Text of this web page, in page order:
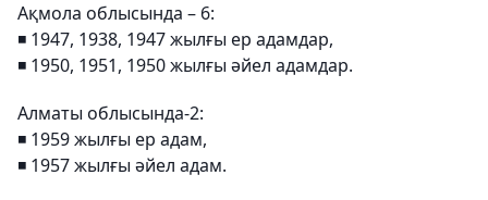
Ақмола облысында – 6:
◾️ 1947, 1938, 1947 жылғы ер адамдар,
◾️ 1950, 1951, 1950 жылғы әйел адамдар.
Алматы облысында-2:
◾️ 1959 жылғы ер адам,
◾️ 1957 жылғы әйел адам.